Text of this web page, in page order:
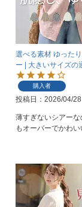
選べる素材 ゆった
ー | 大きいサイズの
購入者
投稿日 2026/04/28
薄すぎないシアー
もオーバーでかわ